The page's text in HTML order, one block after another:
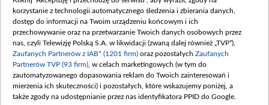
Procedura zgłoszeń wewnętrznych
korzystanie z technologii automatycznego śledzenia i zbierania danych,
dostęp do informacji na Twoim urządzeniu końcowym i ich
przechowywanie oraz na przetwarzanie Twoich danych osobowych przez
nas, czyli Telewizję Polską S.A. w likwidacji (zwaną dalej również „TVP”),
Zaufanych Partnerów z IAB* (1201 firm) oraz pozostałych Zaufanych
Partnerów TVP (93 firm) , w celach marketingowych (w tym do
zautomatyzowanego dopasowania reklam do Twoich zainteresowań i
mierzenia ich skuteczności) i pozostałych, które wskazujemy poniżej, a
także zgody na udostępnianie przez nas identyfikatora PPID do Google.